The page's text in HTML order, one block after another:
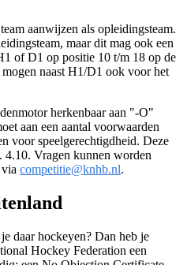
aanwijzen als opleidingsteam.
maar dit mag ook een
of D1 op positie 10 t/m 18 op de
naast H1/D1 ook voor het
herkenbaar aan "-O"
aan een aantal voorwaarden
voor speelgerechtigdheid. Deze
4.10. Vragen kunnen worden
competitie@knhb.nl.
daar hockeyen? Dan heb je
Hockey Federation een